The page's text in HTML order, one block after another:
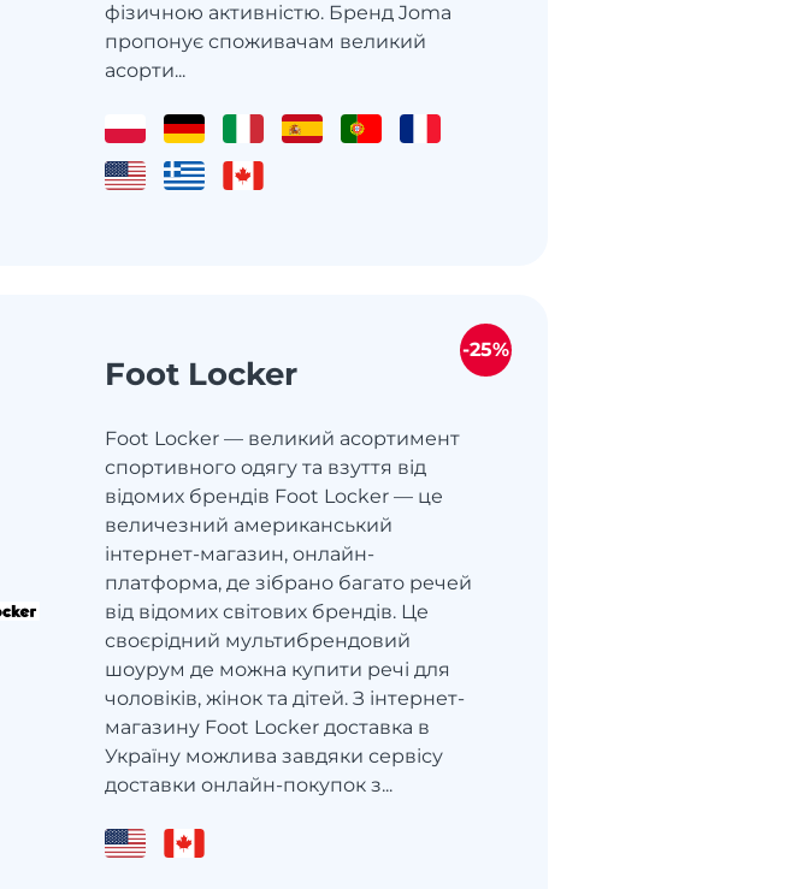
фізичною активністю. Бренд Joma
пропонує споживачам великий
асорти...
Foot Locker
Foot Locker — великий асортимент
спортивного одягу та взуття від
відомих брендів Foot Locker — це
величезний американський
інтернет-магазин, онлайн-
платформа, де зібрано багато речей
від відомих світових брендів. Це
своєрідний мультибрендовий
шоурум де можна купити речі для
чоловіків, жінок та дітей. З інтернет-
магазину Foot Locker доставка в
Україну можлива завдяки сервісу
доставки онлайн-покупок з...
-25%